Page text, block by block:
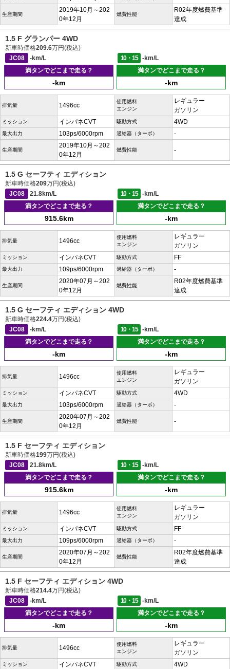
生産期間
2019年10月～202
0年12月
燃費性能
R02年度燃費基準
達成
1.5 F グランパー 4WD
新車時価格209.6万円(税込)
JC08
-km/L 10・15
-km/L
満タンでどこまで走る？
-km
満タンでどこまで走る？
-km
排気量 1496cc
使用燃料
エンジン
レギュラー
ガソリン
ミッション インパネCVT 駆動方式 4WD
最大出力 103ps/6000rpm 過給器（ターボ） -
生産期間
2019年10月～202
0年12月
燃費性能 -
1.5 G セーフティ エディション
新車時価格209万円(税込)
JC08
21.8km/L 10・15
-km/L
満タンでどこまで走る？
915.6km
満タンでどこまで走る？
-km
排気量 1496cc
使用燃料
エンジン
レギュラー
ガソリン
ミッション インパネCVT 駆動方式 FF
最大出力 109ps/6000rpm 過給器（ターボ） -
生産期間
2020年07月～202
0年12月
燃費性能
R02年度燃費基準
達成
1.5 G セーフティ エディション 4WD
新車時価格224.4万円(税込)
JC08
-km/L 10・15
-km/L
満タンでどこまで走る？
-km
満タンでどこまで走る？
-km
排気量 1496cc
使用燃料
エンジン
レギュラー
ガソリン
ミッション インパネCVT 駆動方式 4WD
最大出力 103ps/6000rpm 過給器（ターボ） -
生産期間
2020年07月～202
0年12月
燃費性能 -
1.5 F セーフティ エディション
新車時価格199万円(税込)
JC08
21.8km/L 10・15
-km/L
満タンでどこまで走る？
915.6km
満タンでどこまで走る？
-km
排気量 1496cc
使用燃料
エンジン
レギュラー
ガソリン
ミッション インパネCVT 駆動方式 FF
最大出力 109ps/6000rpm 過給器（ターボ） -
生産期間
2020年07月～202
0年12月
燃費性能
R02年度燃費基準
達成
1.5 F セーフティ エディション 4WD
新車時価格214.4万円(税込)
JC08
-km/L 10・15
-km/L
満タンでどこまで走る？
-km
満タンでどこまで走る？
-km
排気量 1496cc
使用燃料
エンジン
レギュラー
ガソリン
ミッション インパネCVT 駆動方式 4WD